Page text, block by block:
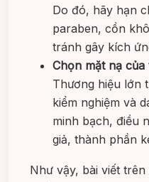
Do đó, hãy hạn
paraben, cồn
tránh gây kích
Chọn mặt nạ
Thương hiệu lớn
kiểm nghiệm và
minh bạch, điều
giả, thành phần
Như vậy, bài viết